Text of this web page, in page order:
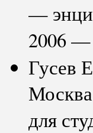
—
2006 —
Гусев
для